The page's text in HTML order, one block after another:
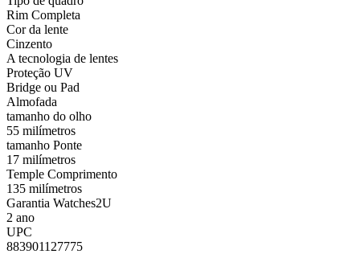
Rim Completa
Cor da lente
Cinzento
A tecnologia de lentes
Proteção UV
Bridge ou Pad
Almofada
tamanho do olho
55 milímetros
tamanho Ponte
17 milímetros
Temple Comprimento
135 milímetros
Garantia Watches2U
2 ano
UPC
883901127775